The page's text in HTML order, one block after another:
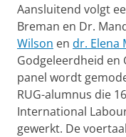
Aansluitend volgt
Breman en Dr.
Wilson en dr. Elena
Godgeleerdheid en
panel wordt
RUG-alumnus die
International
gewerkt. De